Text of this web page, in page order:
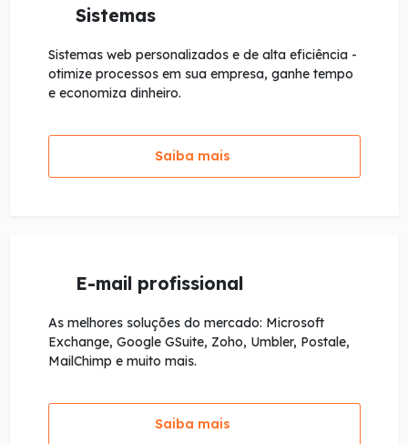
Sistemas
Sistemas web personalizados e de alta eficiência -
otimize processos em sua empresa, ganhe tempo
e economiza dinheiro.
Saiba mais
E-mail profissional
As melhores soluções do mercado: Microsoft
Exchange, Google GSuite, Zoho, Umbler, Postale,
MailChimp e muito mais.
Saiba mais